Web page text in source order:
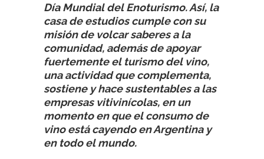
Día Mundial del Enoturismo. Así, la
casa de estudios cumple con su
misión de volcar saberes a la
comunidad, además de apoyar
fuertemente el turismo del vino,
una actividad que complementa,
sostiene y hace sustentables a las
empresas vitivinícolas, en un
momento en que el consumo de
vino está cayendo en Argentina y
en todo el mundo.